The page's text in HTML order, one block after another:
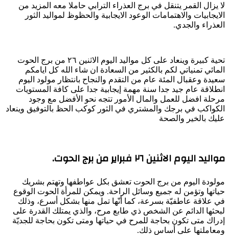
لا يزال القمر يتنقل في برج العذراء الترابي حاملا معه المزيد من
الايجابيات والاهتمامات الوعود الايجابية والحظوظ لمواليد الثور
العذراء والجدي.
تحية كبيرة وينعاد على كل مواليد اليوم الاثنين ٢٦ من برج الحوت
المائي تمنياتي لكم بالكثير من السعادة ان شاء الله كل ايامكم
سعيدة وعقبال المئة عام من التقدم والنجاح بانتظار مولود اليوم
انطلاقة عام جيد جدا سنة مهمة إيجابية جدا على كافة المستويات
مرحلة افضل للعمل والمال الأمور تتجه نحو الأفضل مع وجود
الكواكب في برجك والمشتري في الثور كوكب الحظ بالتوفيق وينعاد
عليك بالخير والصحة
مواليد اليوم الاثنين ٢٦ فبراير من برج الحوت.
مولودة اليوم من برج الحوت تعشق بكل عواطفها وتهتم بشريك
حياتها وتؤمن له جميع وسائل الراحة. ويمكن للمرأة الحوت الوقوع
في علاقة عاطفيّة بسرعة، كما أنّها تمل منها بشكل أسرع، وذلك
لبحثها الدائم عن الشخص ذي طابع مرح، والذي يمتلك القدرة على
إدراك متى تكون بحاجة للمرح في حياتها ومتى تكون بحاجة للجديّة
ومعاملتها على أساس ذلك.